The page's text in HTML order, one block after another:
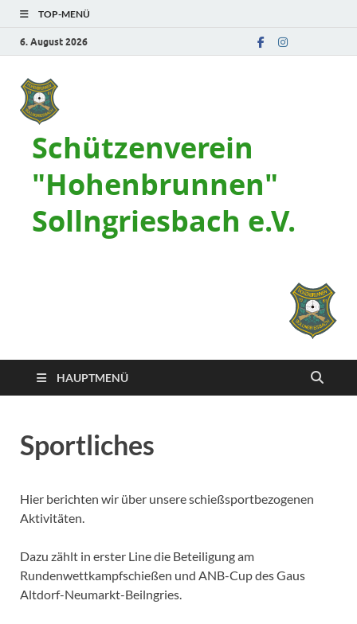
TOP-MENÜ
6. August 2026
Schützenverein
"Hohenbrunnen"
Sollngriesbach e.V.
HAUPTMENÜ
Sportliches
Hier berichten wir über unsere schießsportbezogenen
Aktivitäten.
Dazu zählt in erster Line die Beteiligung am
Rundenwettkampfschießen und ANB-Cup des Gaus
Altdorf-Neumarkt-Beilngries.